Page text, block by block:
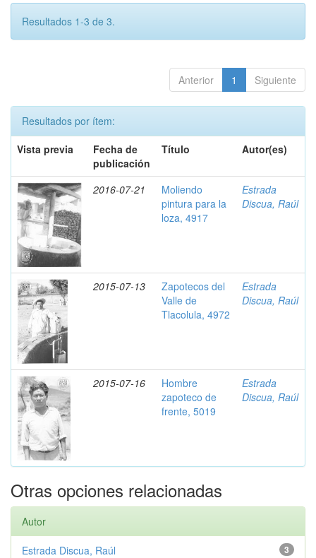
Resultados 1-3 de 3.
Anterior 1 Siguiente
Resultados por ítem:
Vista previa
Fecha de
publicación
Título Autor(es)
2016-07-21
Moliendo
pintura para la
loza, 4917
Estrada
Discua, Raúl
2015-07-13
Zapotecos del
Valle de
Tlacolula, 4972
Estrada
Discua, Raúl
2015-07-16
Hombre
zapoteco de
frente, 5019
Estrada
Discua, Raúl
Otras opciones relacionadas
Autor
3
Estrada Discua, Raúl